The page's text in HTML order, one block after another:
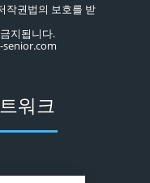
작권법의 보호를 받
지됩니다.
워크